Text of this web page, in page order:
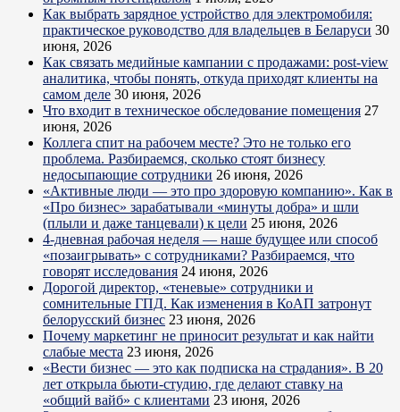
Как выбрать зарядное устройство для электромобиля:
практическое руководство для владельцев в Беларуси 30
июня, 2026
Как связать медийные кампании с продажами: post-view
аналитика, чтобы понять, откуда приходят клиенты на
самом деле 30 июня, 2026
Что входит в техническое обследование помещения 27
июня, 2026
Коллега спит на рабочем месте? Это не только его
проблема. Разбираемся, сколько стоят бизнесу
недосыпающие сотрудники 26 июня, 2026
«Активные люди — это про здоровую компанию». Как в
«Про бизнес» зарабатывали «минуты добра» и шли
(плыли и даже танцевали) к цели 25 июня, 2026
4-дневная рабочая неделя — наше будущее или способ
«позаигрывать» с сотрудниками? Разбираемся, что
говорят исследования 24 июня, 2026
Дорогой директор, «теневые» сотрудники и
сомнительные ГПД. Как изменения в КоАП затронут
белорусский бизнес 23 июня, 2026
Почему маркетинг не приносит результат и как найти
слабые места 23 июня, 2026
«Вести бизнес — это как подписка на страдания». В 20
лет открыла бьюти-студию, где делают ставку на
«общий вайб» с клиентами 23 июня, 2026